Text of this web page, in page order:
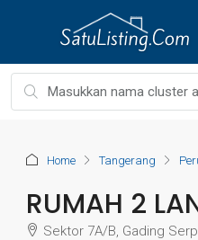
Home Tangerang
RUMAH 2
Sektor 7A/B, Gading